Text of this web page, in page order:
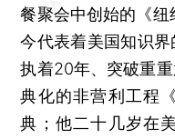
餐聚会中创始的《
今代表着美国知识
执着20年、突破重
典化的非营利工程
典；他二十几岁在